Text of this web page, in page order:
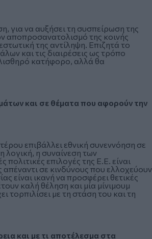
για να αυξήσει τη συσπείρωση της
αποπροσανατολισμό της κοινής
της αντίληψη. Επιζητά το
και τις διαιρέσεις ως τρόπο
κατήφορο, αλλά θα
και σε θέματα που αφορούν την
επιβάλλει εθνική συνεννόηση σε
λογική, η συναίνεση των
επιλογές της Ε.Ε. είναι
σε κινδύνους που ελλοχεύουν
είναι ικανή να προσφέρει θετικές
καλή θέληση και μία μίνιμουμ
τορπιλίσει με τη στάση του και τη
και με τι αποτέλεσμα στα